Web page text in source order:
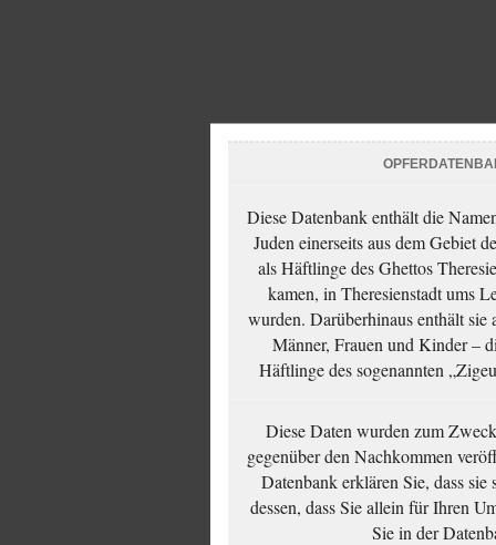
Diese Datenbank enthält die
Juden einerseits aus dem Gebiet
als Häftlinge des Ghettos
kamen, in Theresienstadt ums
wurden. Darüberhinaus enthält
Männer, Frauen und Kinder –
Häftlinge des sogenannten
Diese Daten wurden zum
gegenüber den Nachkommen
Datenbank erklären Sie, dass sie
dessen, dass Sie allein für Ihren
Sie in der